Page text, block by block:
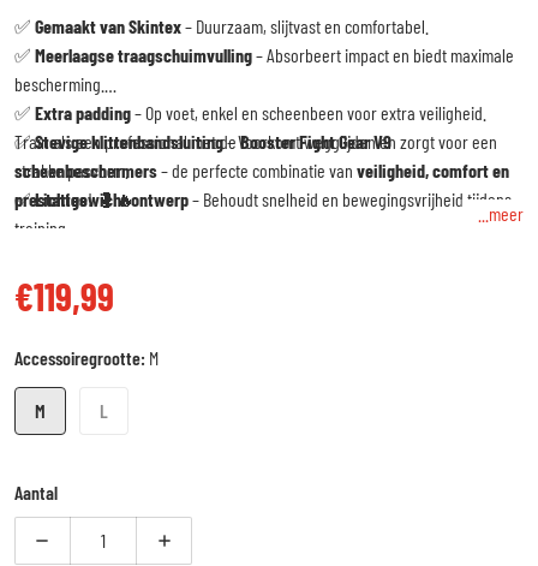
✅ Gemaakt van Skintex– Duurzaam, slijtvast en comfortabel.
✅ Meerlaagse traagschuimvulling– Absorbeert impact en biedt maximale
bescherming.
✅ Extra padding– Op voet, enkel en scheenbeen voor extra veiligheid.
✅Stevige klittenbandsluiting– Voorkomt wegglijden en zorgt voor een
strakke pasvorm.
✅Lichtgewicht ontwerp– Behoudt snelheid en bewegingsvrijheid tijdens
training.
Train als een professional met deBooster Fight Gear V9
scheenbeschermers– de perfecte combinatie van veiligheid, comfort en
prestaties! 🥊🔥
...meer
€119,99
Accessoiregrootte: M
M L
Aantal
Verlaag aantal voor Booster Fight Gear V9 - Scheenbeschermers - Wit/
Verhoog aantal voor Booster Fight Gear V9 -